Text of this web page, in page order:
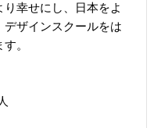
り幸せにし、日本をよ
デザインスクールをは
。